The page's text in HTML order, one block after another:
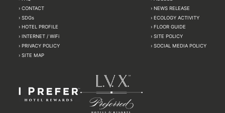
CONTACT
NEWS RELEASE
SDGs
ECOLOGY ACTIVITY
HOTEL PROFILE
FLOOR GUIDE
INTERNET / WiFi
SITE POLICY
PRIVACY POLICY
SOCIAL MEDIA POLICY
SITE MAP